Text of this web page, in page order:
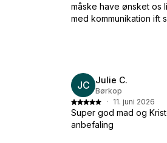
måske have ønsket os
med kommunikation ift
JC Julie C.
Børkop
·
11. juni 2026
Super god mad og
anbefaling